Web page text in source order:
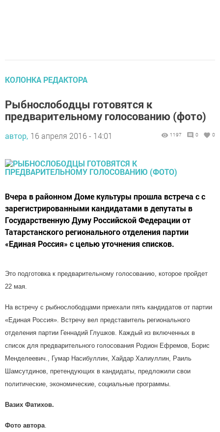
КОЛОНКА РЕДАКТОРА
Рыбнослободцы готовятся к
предварительному голосованию (фото)
автор, 16 апреля 2016 - 14:01 1197 0 0
Вчера в районном Доме культуры прошла встреча с с
зарегистрированными кандидатами в депутаты в
Государственную Думу Российской Федерации от
Татарстанского регионального отделения партии
«Единая Россия» с целью уточнения списков.
Это подготовка к предварительному голосованию, которое пройдет
22 мая.
На встречу с рыбнослободцами приехали пять кандидатов от партии
«Единая Россия». Встречу вел представитель регионального
отделения партии Геннадий Глушков. Каждый из включенных в
список для предварительного голосования Родион Ефремов, Борис
Менделеевич., Гумар Насибуллин, Хайдар Халиуллин, Раиль
Шамсутдинов, претендующих в кандидаты, предложили свои
политические, экономические, социальные программы.
Вазих Фатихов.
Фото автора.